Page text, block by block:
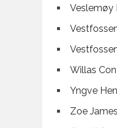
Veslemøy
Willas
Yngve
Zoe James